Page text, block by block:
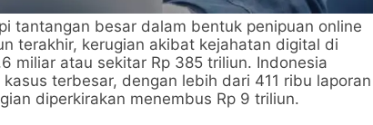
tantangan besar dalam bentuk penipuan online
terakhir, kerugian akibat kejahatan digital di
miliar atau sekitar Rp 385 triliun. Indonesia
terbesar, dengan lebih dari 411 ribu laporan
diperkirakan menembus Rp 9 triliun.